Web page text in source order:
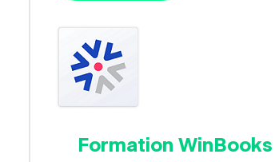
Formation WinBooks